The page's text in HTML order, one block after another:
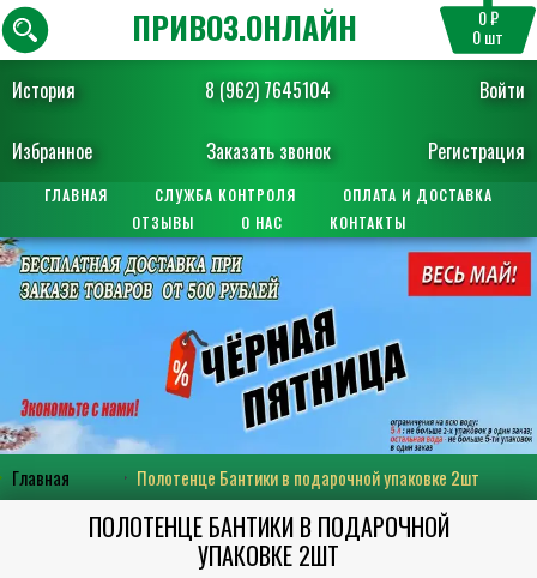
История 8 (962) 7645104 Войти
Избранное Заказать звонок Регистрация
ПРИВОЗ.ОНЛАЙН 0 ₽
0шт
ГЛАВНАЯ СЛУЖБА КОНТРОЛЯ
ОПЛАТА И ДОСТАВКА
ОТЗЫВЫ
О НАС КОНТАКТЫ
Главная Полотенце Бантики в подарочной упаковке 2шт
ПОЛОТЕНЦЕ БАНТИКИ В ПОДАРОЧНОЙ
УПАКОВКЕ 2ШТ